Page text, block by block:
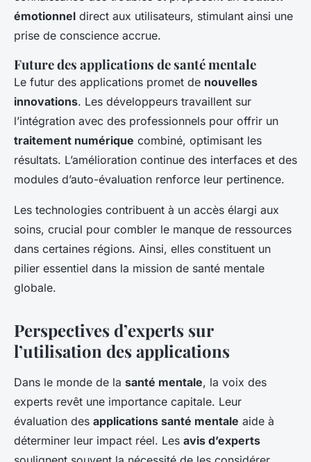
émotionnel direct aux utilisateurs, stimulant ainsi une
prise de conscience accrue.
Future des applications de santé mentale
Le futur des applications promet de nouvelles
innovations. Les développeurs travaillent sur
l’intégration avec des professionnels pour offrir un
traitement numérique combiné, optimisant les
résultats. L’amélioration continue des interfaces et des
modules d’auto-évaluation renforce leur pertinence.
Les technologies contribuent à un accès élargi aux
soins, crucial pour combler le manque de ressources
dans certaines régions. Ainsi, elles constituent un
pilier essentiel dans la mission de santé mentale
globale.
Perspectives d’experts sur
l’utilisation des applications
Dans le monde de la santé mentale, la voix des
experts revêt une importance capitale. Leur
évaluation des applications santé mentale aide à
déterminer leur impact réel. Les avis d’experts